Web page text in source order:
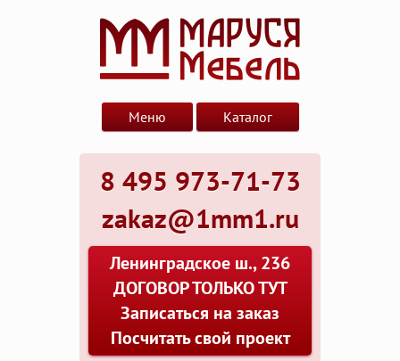
8 495 973-71-73
zakaz@1mm1.ru
Ленинградское ш., 236
ДОГОВОР ТОЛЬКО ТУТ
Записаться на заказ
Посчитать свой проект
Меню Каталог